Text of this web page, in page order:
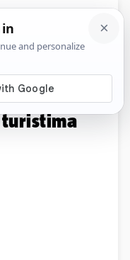
Komentari
gradova